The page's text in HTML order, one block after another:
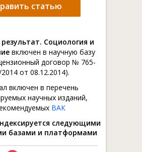
статью
Социология и
включен в научную базу
договор № 765-
от 08.12.2014).
включен в перечень
научных изданий,
ВАК
следующими
базами и платформами